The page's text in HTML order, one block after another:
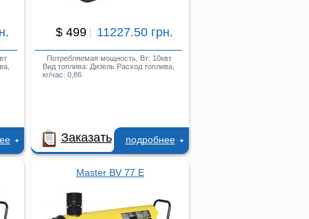
$ 499 11227.50 грн.
Потребляемая мощность, Вт: 10квт
Вид топлива: Дизель Расход топлива,
кг/час: 0,86
Заказать подробнее
Master BV 77 E